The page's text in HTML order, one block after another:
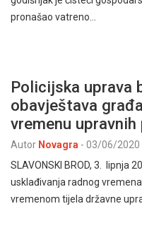
pronašao vatreno…
Policijska uprava
obavještava
vremenu upravnih
Autor Novagra - 03/06/2020
SLAVONSKI BROD, 3. lipnja
usklađivanja radnog
vremenom tijela državne